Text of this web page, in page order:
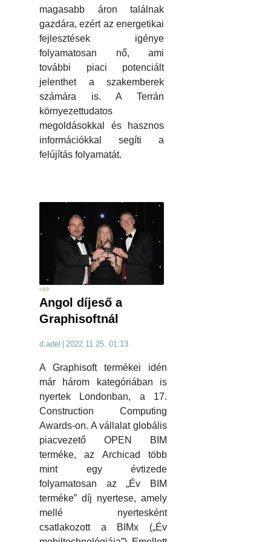
magasabb áron találnak
gazdára, ezért az energetikai
fejlesztések igénye
folyamatosan nő, ami
további piaci potenciált
jelenthet a szakemberek
számára is. A Terrán
környezettudatos
megoldásokkal és hasznos
információkkal segíti a
felújítás folyamatát.
cikk
Angol díjeső a
Graphisoftnál
d.adel 2022.11.25. 01:13
A Graphisoft termékei idén
már három kategóriában is
nyertek Londonban, a 17.
Construction Computing
Awards-on. A vállalat globális
piacvezető OPEN BIM
terméke, az Archicad több
mint egy évtizede
folyamatosan az „Év BIM
terméke” díj nyertese, amely
mellé nyertesként
csatlakozott a BIMx („Év